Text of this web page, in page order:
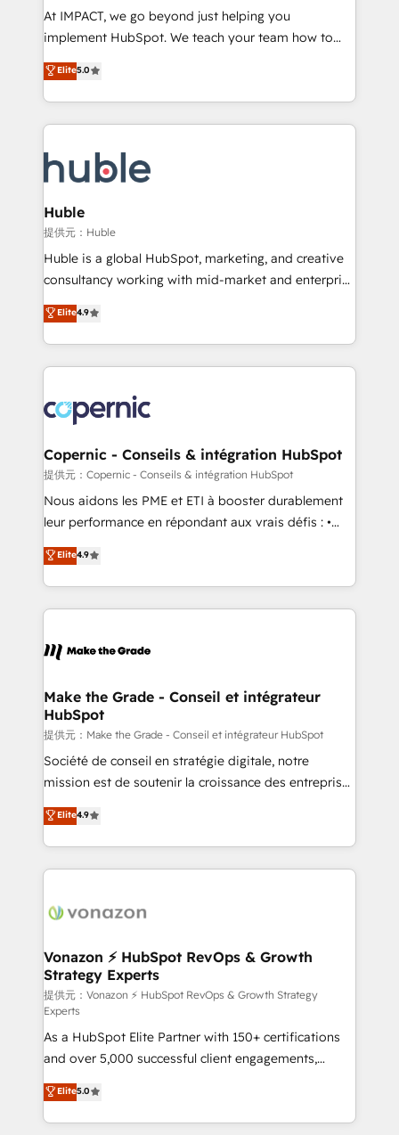
WooCommerce 💲 Stripe or Paypal 💰 Sage or
Netsuite 🤖 Google or Microsoft ✍️ DocuSign or
the rare Advanced "Custom Integrations"
Accreditation, securely sync data across... 🔄 any
new HubSpot portal with Advanced Website and
CRM Migrations using our in-house "HubScrub" Tool.
At IMPACT, we go beyond just helping you
implement HubSpot. We teach your team how to
master it. As the creators of the Endless Customers
System™ (the next evolution of They Ask, You
Answer), we’re the only HubSpot partner built
entirely around coaching and training. That means
skills, processes, and internal team you need to
attract the right buyers, close deals faster, and grow
without outside dependencies. You’ll learn how to: •
Set up, audit, and organize your HubSpot portal •
Get your sales team fully using HubSpot • Track
pipeline and revenue across the entire buyer journey
growth • Create content and videos that attract
buyers • Use AI to scale smarter Our coaching-led
lasts. So if you're ready to become the most trusted
voice in your market, let’s talk.
Elite5.0
Huble
提供元：Huble
Huble is a global HubSpot, marketing, and creative
consultancy working with mid-market and enterprise
businesses. We go beyond implementation, shaping
the strategy, processes, and teams that turn
HubSpot into a genuine growth engine. Named
HubSpot's Global Partner of the Year in 2024,
worldwide, and with over 15 years in the ecosystem,
Huble has built a track record that speaks for itself.
One company, one operating model, delivering
across offices and consulting teams in the UK, USA,
Canada, Germany, France, Belgium, Singapore, and
South Africa. Certified compliant with ISO/IEC
international offices and 175+ employees.
Elite4.9
Copernic - Conseils & intégration HubSpot
提供元：Copernic - Conseils & intégration HubSpot
Nous aidons les PME et ETI à booster durablement
leur performance en répondant aux vrais défis : •
Intégration de HubSpot avec d’autres outils (ERP,
téléphonie, etc.) • Alignement des équipes grâce à un
outil et des données partagées • Amélioration de la
collecte et de l’analyse des données pour des
de la productivité des équipes Notre équipe de 30
avec un engagement total, alignant processus
métiers et technologie, et guidant vos équipes à
travers le changement, tout en centrant vos objectifs
d’entreprise. Grâce à une méthodologie éprouvée
auprès de plus de 400 clients, nous comprenons
HubSpot dans votre organisation. Pour toute
question technique ou besoin de structuration de
Elite4.9
Make the Grade - Conseil et intégrateur
HubSpot
提供元：Make the Grade - Conseil et intégrateur HubSpot
Société de conseil en stratégie digitale, notre
mission est de soutenir la croissance des entreprises
B2B à travers l’acquisition de nouveaux clients,
l'intégration CRM et le développement des revenus
auprès de vos comptes existants. En France et à
l'international, nous travaillons avec des ETI
delà d’une simple transformation digitale et des
➤ L’intégration de CRM et de méthodologie RevOps
pour aligner les équipes marketing, commerciales et
support client (data migration, synchronisation API,
audit et maintenance) ➤ La création de sites internet
de conversion qui transforment les visiteurs en
opportunités d'affaires ➤ La mise en place de
stratégies d'acquisition marketing (SEO, SEA,
inbound, automatisation marketing, ABM, IA,
emailing) Informations clés : - 10 ans d'expérience -
Elite4.9
Vonazon ⚡ HubSpot RevOps & Growth
Strategy Experts
提供元：Vonazon ⚡ HubSpot RevOps & Growth Strategy
Experts
As a HubSpot Elite Partner with 150+ certifications
and over 5,000 successful client engagements,
Vonazon turns marketing complexity into
measurable, scalable growth. From onboarding to
enterprise-grade campaigns, our in-house team
Elite5.0